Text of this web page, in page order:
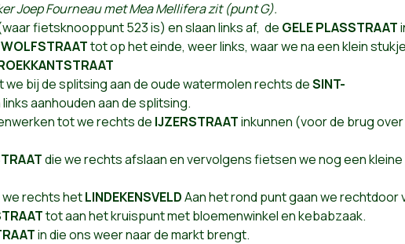
Joep Fourneau met Mea Mellifera zit (punt G).
fietsknooppunt 523 is) en slaan links af, de GELE PLASSTRAAT
WOLFSTRAATtot op het einde, weer links, waar we na een klein stukje
bij de splitsing aan de oude watermolen rechts deSINT-
links aanhouden aan de splitsing.
tot we rechts de IJZERSTRAATinkunnen (voor de brug
die we rechts afslaan en vervolgens fietsen we nog een kleine
we rechts hetLINDEKENSVELDAan het rond punt gaan we rechtdoor
tot aan het kruispunt met bloemenwinkel en kebabzaak.
in die ons weer naar de markt brengt.